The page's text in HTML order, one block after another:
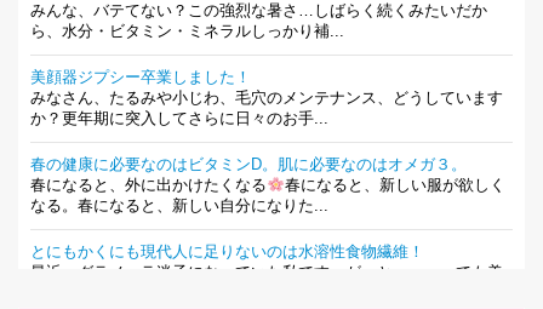
みんな、バテてない？この強烈な暑さ…しばらく続くみたいだか
ら、水分・ビタミン・ミネラルしっかり補...
美顔器ジプシー卒業しました！
みなさん、たるみや小じわ、毛穴のメンテナンス、どうしています
か？更年期に突入してさらに日々のお手...
春の健康に必要なのはビタミンD。肌に必要なのはオメガ３。
春になると、外に出かけたくなる
春になると、新しい服が欲しく
なる。春になると、新しい自分になりた...
とにもかくにも現代人に足りないのは水溶性食物繊維！
最近、グラノーラ迷子になっていた私です。が、と〜〜〜っても美